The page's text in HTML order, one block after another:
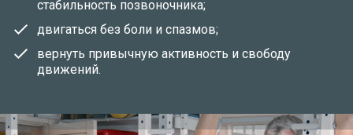
стабильность позвоночника;
двигаться без боли и спазмов;
вернуть привычную активность и свободу
движений.